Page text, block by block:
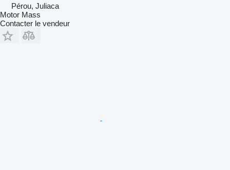
Pérou, Juliaca
Motor Mass
Contacter le vendeur